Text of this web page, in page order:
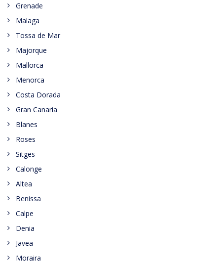
Grenade
Malaga
Tossa de Mar
Majorque
Mallorca
Menorca
Costa Dorada
Gran Canaria
Blanes
Roses
Sitges
Calonge
Altea
Benissa
Calpe
Denia
Javea
Moraira